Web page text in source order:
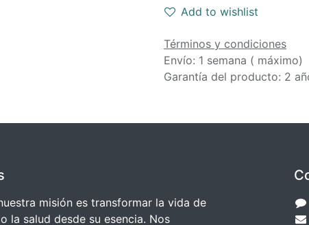
Add to wishlist
Términos y condiciones
Envío: 1 semana ( máximo)
Garantía del producto: 2
misión es transformar la vida de
la salud desde su esencia. Nos